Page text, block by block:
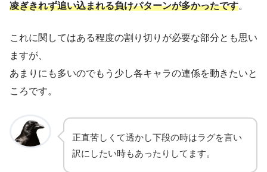
凌ぎきれず追い込まれる負けパターンが多かったです。
これに関してはある程度の割り切りが必要な部分とも思い
ますが、
あまりにも多いのでもう少し各キャラの連係を動きたいと
ころです。
正直苦しくて透かし下段の時はラグを言い
訳にしたい時もあったりしてます。